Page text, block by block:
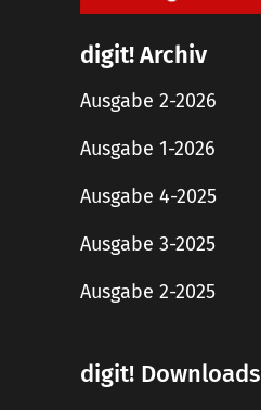
digit! Archiv
Ausgabe 2-2026
Ausgabe 1-2026
Ausgabe 4-2025
Ausgabe 3-2025
Ausgabe 2-2025
digit! Downloads